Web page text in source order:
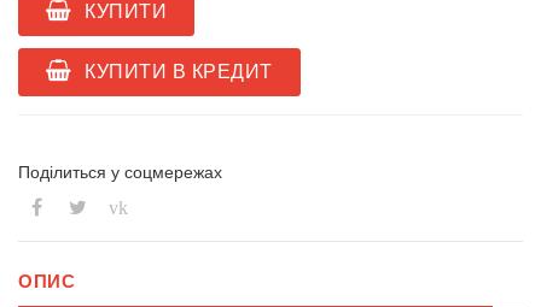
КУПИТИ
КУПИТИ В КРЕДИТ
Поділиться у соцмережах
vk
ОПИС